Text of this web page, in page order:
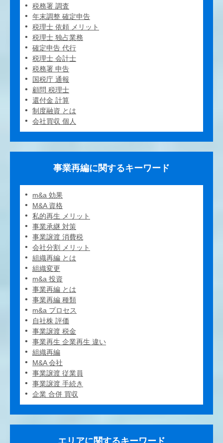
税務署 調査
年末調整 確定申告
税理士 依頼 メリット
税理士 独占業務
確定申告 代行
税理士 会計士
税務署 申告
国税庁 通報
顧問 税理士
還付金 計算
制度融資 とは
会社買収 個人
事業再編に関するキーワード
m&a 効果
M&A 資格
私的再生 メリット
事業承継 対策
事業譲渡 消費税
会社分割 メリット
組織再編 とは
組織変更
m&a 投資
事業再編 とは
事業再編 種類
m&a プロセス
自社株 評価
事業譲渡 税金
事業再生 企業再生 違い
組織再編
M&A 会社
事業譲渡 従業員
事業譲渡 手続き
企業 合併 買収
エリアに関するキーワード